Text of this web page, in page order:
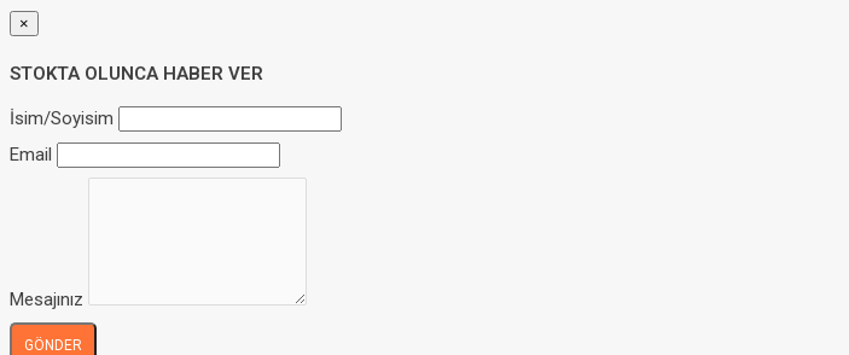
×
STOKTA OLUNCA HABER VER
İsim/Soyisim
Email
Mesajınız
GÖNDER